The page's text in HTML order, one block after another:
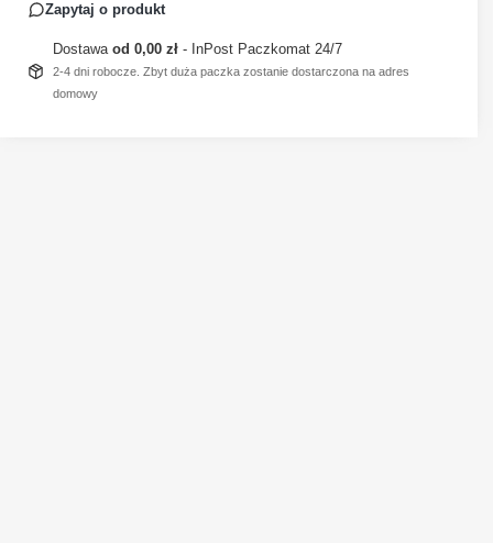
Zapytaj o produkt
Dostawa od 0,00 zł - InPost Paczkomat 24/7
2-4 dni robocze. Zbyt duża paczka zostanie dostarczona na adres
domowy